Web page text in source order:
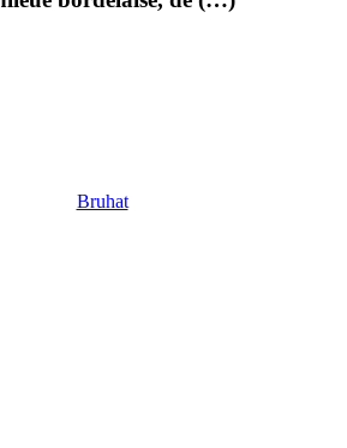
Bruhat